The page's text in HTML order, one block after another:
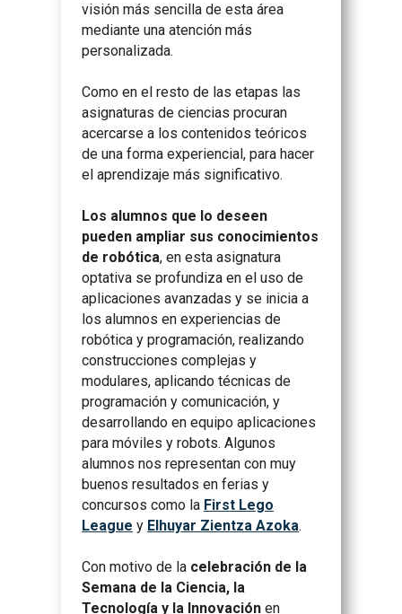
visión más sencilla de esta área
mediante una atención más
personalizada.
Como en el resto de las etapas las
asignaturas de ciencias procuran
acercarse a los contenidos teóricos
de una forma experiencial, para hacer
el aprendizaje más significativo.
Los alumnos que lo deseen
pueden ampliar sus conocimientos
de robótica, en esta asignatura
optativa se profundiza en el uso de
aplicaciones avanzadas y se inicia a
los alumnos en experiencias de
robótica y programación, realizando
construcciones complejas y
modulares, aplicando técnicas de
programación y comunicación, y
desarrollando en equipo aplicaciones
para móviles y robots. Algunos
alumnos nos representan con muy
buenos resultados en ferias y
concursos como la First Lego
League y Elhuyar Zientza Azoka.
Con motivo de la celebración de la
Semana de la Ciencia, la
Tecnología y la Innovación en